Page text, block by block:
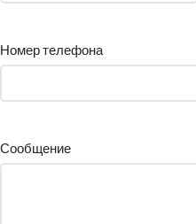
Номер телефона
Сообщение